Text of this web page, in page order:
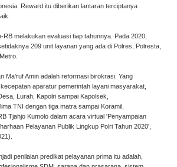
Reward itu diberikan lantaran terciptanya
RB melakukan evaluasi tiap tahunnya. Pada 2020,
209 unit layanan yang ada di Polres, Polresta,
Ma'ruf Amin adalah reformasi birokrasi. Yang
aparatur pemerintah layani masyarakat,
Lurah, Kapolri sampai Kapolsek,
TNI dengan tiga matra sampai Koramil,
Tjahjo Kumolo dalam acara virtual 'Penyampaian
Pelayanan Publik Lingkup Polri Tahun 2020',
penilaian predikat pelayanan prima itu adalah,